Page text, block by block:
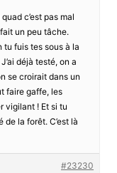
c’est pas mal
fait un peu tâche.
tu fuis tes sous à la
déjà testé, on a
se croirait dans un
faire gaffe, les
vigilant ! Et si tu
la forêt. C’est là
#23230